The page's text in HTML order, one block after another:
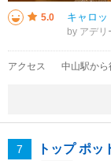
5.0
by アデリ
アクセス 中山駅か
7 トップ ポ